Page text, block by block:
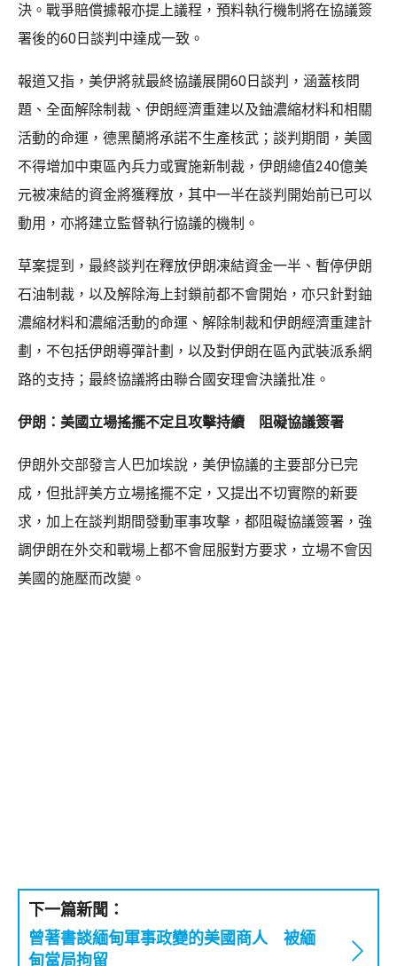
決。戰爭賠償據報亦提上議程，預料執行機制將在協議簽
署後的60日談判中達成一致。
報道又指，美伊將就最終協議展開60日談判，涵蓋核問
題、全面解除制裁、伊朗經濟重建以及鈾濃縮材料和相關
活動的命運，德黑蘭將承諾不生產核武；談判期間，美國
不得增加中東區內兵力或實施新制裁，伊朗總值240億美
元被凍結的資金將獲釋放，其中一半在談判開始前已可以
動用，亦將建立監督執行協議的機制。
草案提到，最終談判在釋放伊朗凍結資金一半、暫停伊朗
石油制裁，以及解除海上封鎖前都不會開始，亦只針對鈾
濃縮材料和濃縮活動的命運、解除制裁和伊朗經濟重建計
劃，不包括伊朗導彈計劃，以及對伊朗在區內武裝派系網
路的支持；最終協議將由聯合國安理會決議批准。
伊朗：美國立場搖擺不定且攻擊持續 阻礙協議簽署
伊朗外交部發言人巴加埃說，美伊協議的主要部分已完
成，但批評美方立場搖擺不定，又提出不切實際的新要
求，加上在談判期間發動軍事攻擊，都阻礙協議簽署，強
調伊朗在外交和戰場上都不會屈服對方要求，立場不會因
美國的施壓而改變。
下一篇新聞：
曾著書談緬甸軍事政變的美國商人 被緬
甸當局拘留